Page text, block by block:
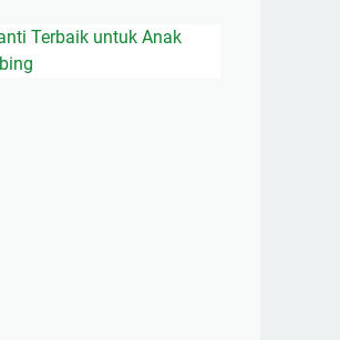
Terbaik untuk Anak